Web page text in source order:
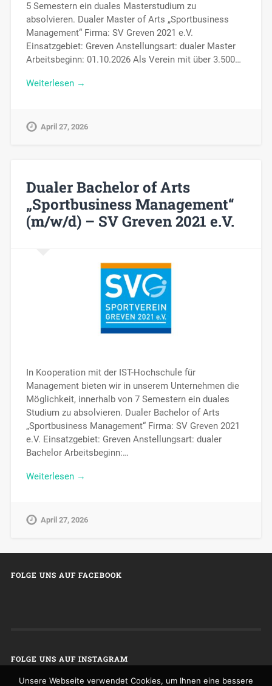
5 Semestern ein duales Masterstudium zu
absolvieren. Dualer Master of Arts „Sportbusiness
Management“ Firma: SV Greven 2021 e.V.
Einsatzgebiet: Greven Anstellungsart: dualer Master
Arbeitsbeginn: 01.10.2026 Als Verein mit über 3.500…
Weiterlesen →
April 27, 2026
Dualer Bachelor of Arts
„Sportbusiness Management“
(m/w/d) – SV Greven 2021 e.V.
In Kooperation mit der IST-Hochschule für
Management bieten wir in unserem Unternehmen die
Möglichkeit, innerhalb von 7 Semestern ein duales
Studium zu absolvieren. Dualer Bachelor of Arts
„Sportbusiness Management“ Firma: SV Greven 2021
e.V. Einsatzgebiet: Greven Anstellungsart: dualer
Bachelor Arbeitsbeginn:…
Weiterlesen →
April 27, 2026
FOLGE UNS AUF FACEBOOK
FOLGE UNS AUF INSTAGRAM
Unsere Webseite verwendet Cookies, um Ihnen eine bessere